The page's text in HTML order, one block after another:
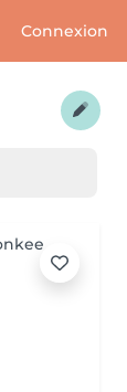
Connexion